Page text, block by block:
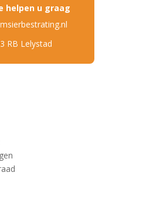
helpen u graag
RB Lelystad